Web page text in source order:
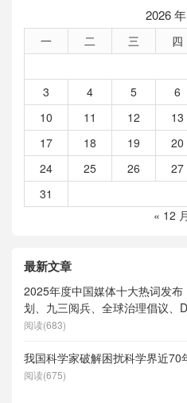
2026
一 二 三 四
3
4 5 6
10
11 12 13
17
18 19 20
24
25 26 27
31
« 12 月
最新文章
2025年度中国媒体十大热词发布
划、九三阅兵、全球治理倡议、
度求索）、人形机器人、苏超、
阅读(683)
我国科学家破解困扰科学界近70
阅读(675)